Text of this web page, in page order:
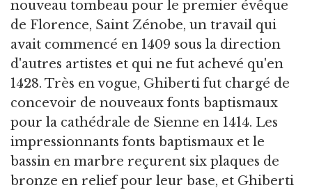
nouveau tombeau pour le premier évêque
de Florence, Saint Zénobe, un travail qui
avait commencé en 1409 sous la direction
d'autres artistes et qui ne fut achevé qu'en
1428. Très en vogue, Ghiberti fut chargé de
concevoir de nouveaux fonts baptismaux
pour la cathédrale de Sienne en 1414. Les
impressionnants fonts baptismaux et le
bassin en marbre reçurent six plaques de
bronze en relief pour leur base, et Ghiberti